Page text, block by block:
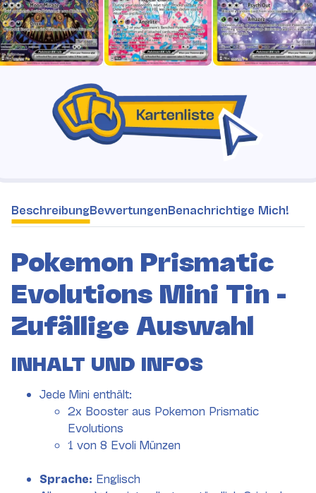
BeschreibungBewertungenBenachrichtige Mich!
Pokemon Prismatic
Evolutions Mini Tin -
Zufällige Auswahl
INHALT UND INFOS
Jede Mini enthält:
2x Booster aus Pokemon Prismatic
Evolutions
1 von 8 Evoli Münzen
Sprache: Englisch